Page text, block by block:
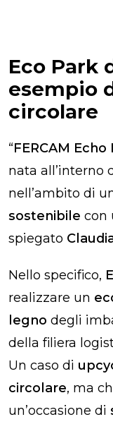
Eco Park
esempio
circolare
“FERCAM Echo
nata all’interno
nell’ambito di
sostenibile con
spiegato
Nello specifico,
realizzare un
legno degli
della filiera
Un caso di
circolare, ma
un’occasione di